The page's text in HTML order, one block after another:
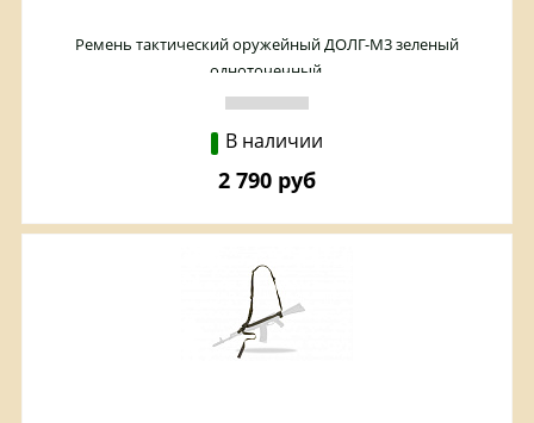
Ремень тактический оружейный ДОЛГ-М3 зеленый
одноточечный.
В наличии
2 790 руб